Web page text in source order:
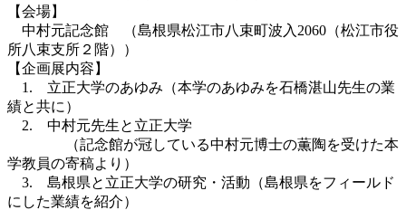
【会場】
中村元記念館 （島根県松江市八束町波入2060（松江市役
所八束支所２階））
【企画展内容】
1. 立正大学のあゆみ（本学のあゆみを石橋湛山先生の業
績と共に）
2. 中村元先生と立正大学
（記念館が冠している中村元博士の薫陶を受けた本
学教員の寄稿より）
3. 島根県と立正大学の研究・活動（島根県をフィールド
にした業績を紹介）